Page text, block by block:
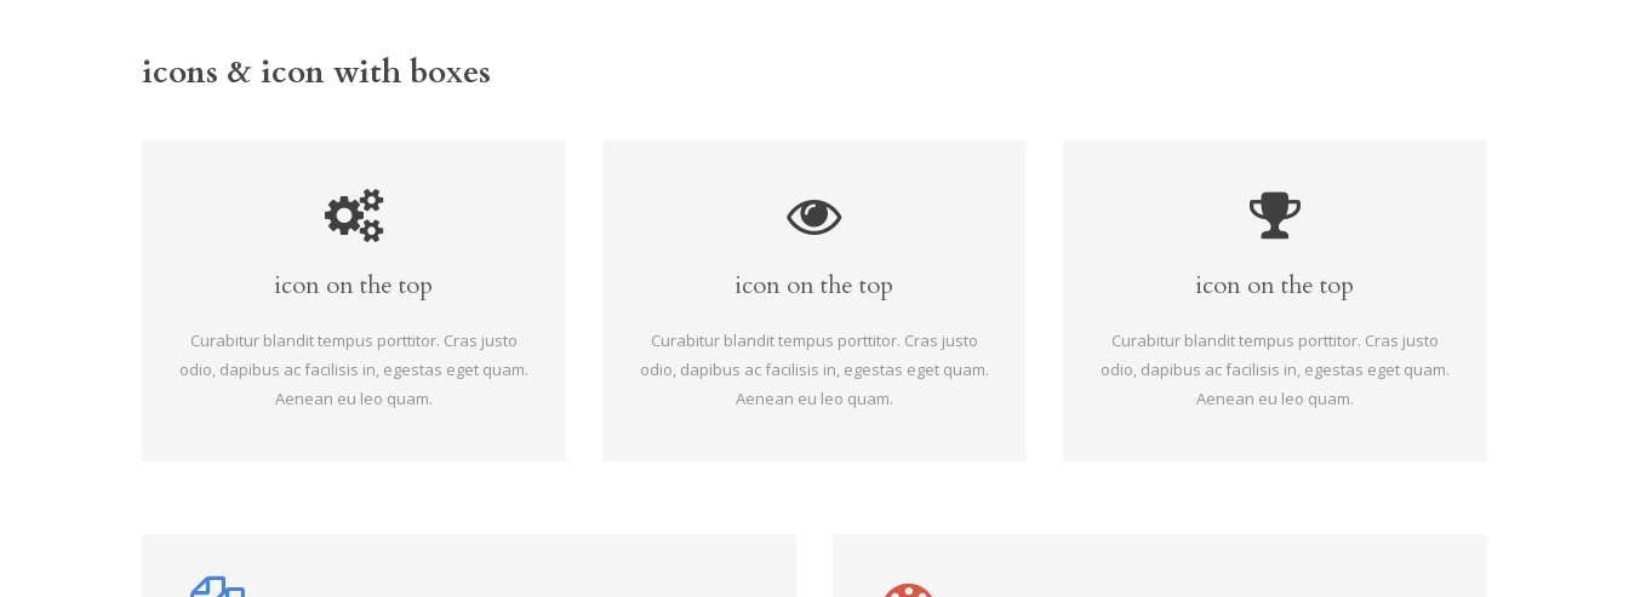
icons & icon with boxes
icon on the top
Curabitur blandit tempus porttitor. Cras justo
odio, dapibus ac facilisis in, egestas eget quam.
Aenean eu leo quam.
icon on the top
Curabitur blandit tempus porttitor. Cras justo
odio, dapibus ac facilisis in, egestas eget quam.
Aenean eu leo quam.
icon on the top
Curabitur blandit tempus porttitor. Cras justo
odio, dapibus ac facilisis in, egestas eget quam.
Aenean eu leo quam.